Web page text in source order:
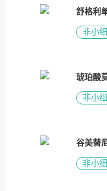
舒格利
非小
琥珀酸
非小
谷美替
非小